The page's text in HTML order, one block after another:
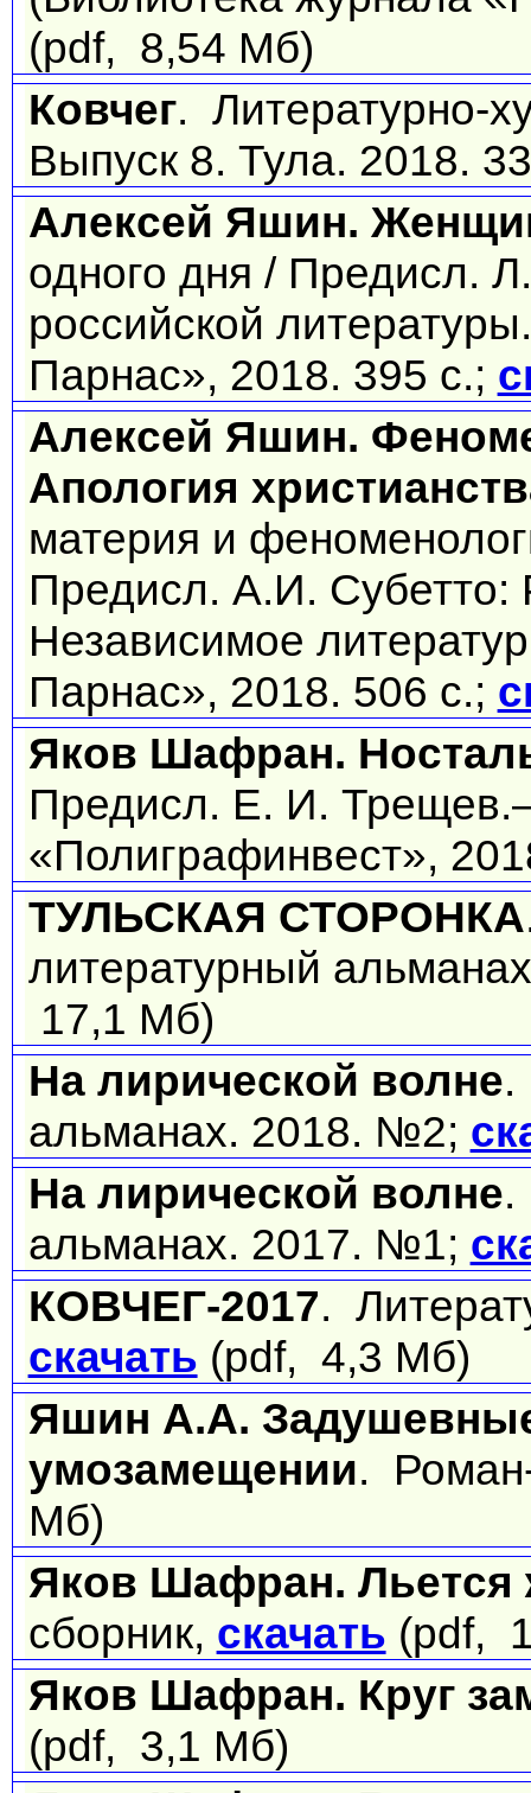
(pdf, 8,54 Мб)
Ковчег. Литературно-
Выпуск 8. Тула. 2018.
Алексей Яшин.
одного дня / Предисл.
российской
Парнас», 2018. 395 с.;
Алексей Яшин.
Апология
материя и
Предисл. А.И.
Независимое
Парнас», 2018. 506 с.;
Яков Шафран.
Предисл. Е. И.
«Полиграфинвест»,
ТУЛЬСКАЯ СТОРОНКА
литературный
17,1 Мб)
На лирической волне.
альманах. 2018. №2;
На лирической волне.
альманах. 2017. №1;
КОВЧЕГ-2017.
скачать (pdf, 4,3 Мб)
Яшин А.А.
умозамещении.
Мб)
Яков Шафран. Льется
сборник, скачать (pdf,
Яков Шафран. Круг
(pdf, 3,1 Мб)